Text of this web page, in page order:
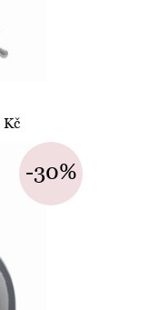
Kč
-30%